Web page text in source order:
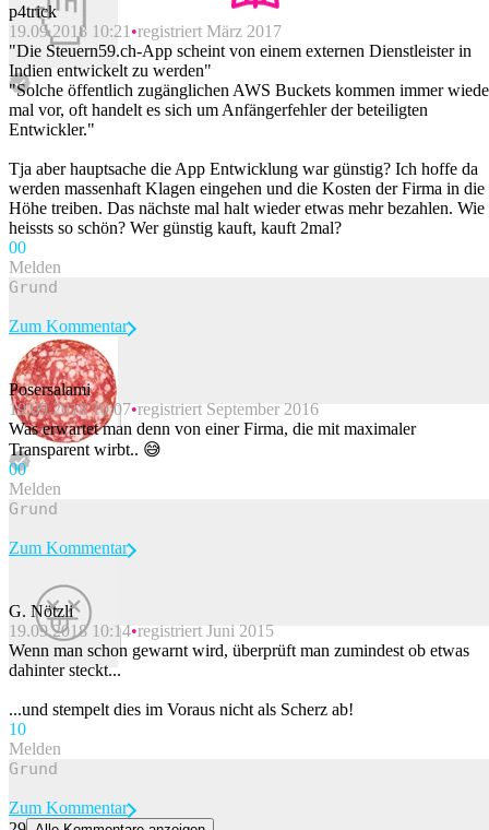
p4trick
19.09.2018 10:21 registriert März 2017
"Die Steuern59.ch-App scheint von einem externen Dienstleister in
Indien entwickelt zu werden"
"Solche öffentlich zugänglichen AWS Buckets kommen immer
mal vor, oft handelt es sich um Anfängerfehler der beteiligten
Entwickler."
Tja aber hauptsache die App Entwicklung war günstig? Ich hoffe da
werden massenhaft Klagen eingehen und die Kosten der Firma in die
Höhe treiben. Das nächste mal halt wieder etwas mehr bezahlen. Wie
heissts so schön? Wer günstig kauft, kauft 2mal?
00
Melden
Beitrag melden
Zum Kommentar
Posersalami
19.09.2018 10:07 registriert September 2016
Was erwartet man denn von einer Firma, die mit maximaler
Transparent wirbt.. 😅
00
Melden
Beitrag melden
Zum Kommentar
G. Nötzli
19.09.2018 10:14 registriert Juni 2015
Wenn man schon gewarnt wird, überprüft man zumindest ob etwas
dahinter steckt...
...und stempelt dies im Voraus nicht als Scherz ab!
10
Melden
Zum Kommentar